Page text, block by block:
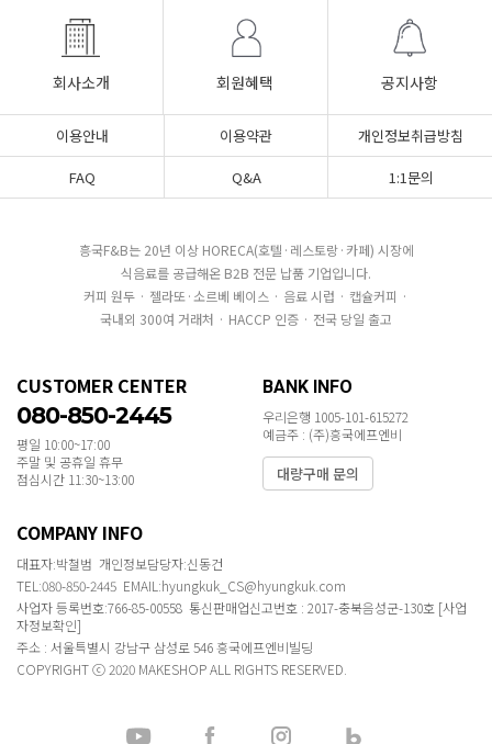
회사소개 회원혜택 공지사항
이용안내 이용약관
개인정보취급방침
FAQ
Q&A 1:1문의
흥국F&B는 20년 이상 HORECA(호텔·레스토랑·카페) 시장에
식음료를 공급해온 B2B 전문 납품 기업입니다.
커피 원두 · 젤라또·소르베 베이스 · 음료 시럽 · 캡슐커피 ·
국내외 300여 거래처 · HACCP 인증 · 전국 당일 출고
CUSTOMER CENTER
080-850-2445
평일 10:00~17:00
주말 및 공휴일 휴무
점심시간 11:30~13:00
BANK INFO
우리은행 1005-101-615272
예금주 : (주)흥국에프엔비
대량구매 문의
COMPANY INFO
대표자:박철범 개인정보담당자:신동건
TEL:080-850-2445 EMAIL:hyungkuk_CS@hyungkuk.com
사업자 등록번호:766-85-00558 통신판매업신고번호 : 2017-충북음성군-130호 [사업
자정보확인]
주소 : 서울특별시 강남구 삼성로 546 흥국에프엔비빌딩
COPYRIGHT ⓒ 2020 MAKESHOP ALL RIGHTS RESERVED.